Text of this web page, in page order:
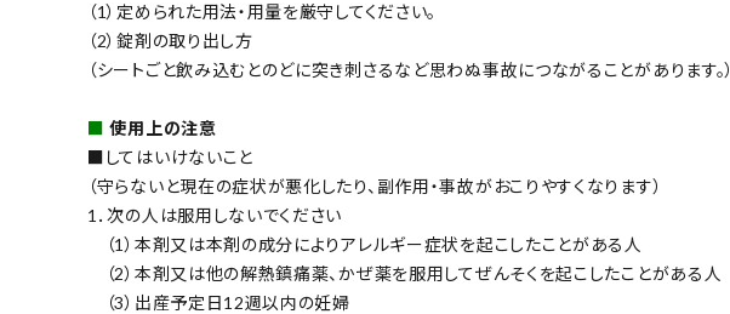
（1）定められた用法・用量を厳守してください。
（2）錠剤の取り出し方
（シートごと飲み込むとのどに突き刺さるなど思わぬ事故につながることがあります。）
■使用上の注意
■してはいけないこと
（守らないと現在の症状が悪化したり、副作用・事故がおこりやすくなります）
1．次の人は服用しないでください
（1）本剤又は本剤の成分によりアレルギー症状を起こしたことがある人
（2）本剤又は他の解熱鎮痛薬、かぜ薬を服用してぜんそくを起こしたことがある人
（3）出産予定日12週以内の妊婦